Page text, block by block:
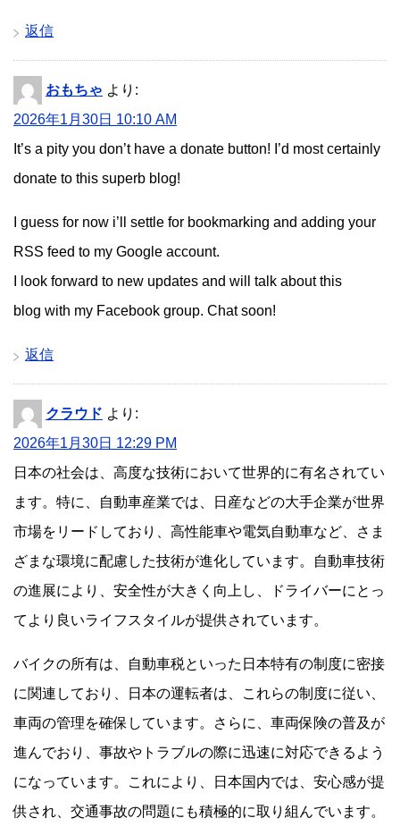
返信
おもちゃ より:
2026年1月30日 10:10 AM
It’s a pity you don’t have a donate button! I’d most certainly
donate to this superb blog!
I guess for now i’ll settle for bookmarking and adding your
RSS feed to my Google account.
I look forward to new updates and will talk about this
blog with my Facebook group. Chat soon!
返信
クラウド より:
2026年1月30日 12:29 PM
日本の社会は、高度な技術において世界的に有名されてい
ます。特に、自動車産業では、日産などの大手企業が世界
市場をリードしており、高性能車や電気自動車など、さま
ざまな環境に配慮した技術が進化しています。自動車技術
の進展により、安全性が大きく向上し、ドライバーにとっ
てより良いライフスタイルが提供されています。
バイクの所有は、自動車税といった日本特有の制度に密接
に関連しており、日本の運転者は、これらの制度に従い、
車両の管理を確保しています。さらに、車両保険の普及が
進んでおり、事故やトラブルの際に迅速に対応できるよう
になっています。これにより、日本国内では、安心感が提
供され、交通事故の問題にも積極的に取り組んでいます。